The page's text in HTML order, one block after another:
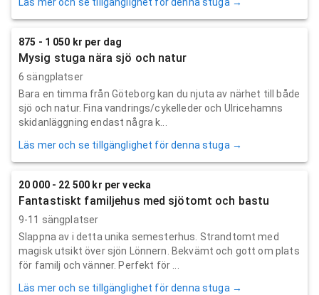
875 - 1 050 kr per dag
Mysig stuga nära sjö och natur
6 sängplatser
Bara en timma från Göteborg kan du njuta av närhet till både
sjö och natur. Fina vandrings/cykelleder och Ulricehamns
skidanläggning endast några k...
Läs mer och se tillgänglighet för denna stuga →
20 000 - 22 500 kr per vecka
Fantastiskt familjehus med sjötomt och bastu
9-11 sängplatser
Slappna av i detta unika semesterhus. Strandtomt med
magisk utsikt över sjön Lönnern. Bekvämt och gott om plats
för familj och vänner. Perfekt för ...
Läs mer och se tillgänglighet för denna stuga →